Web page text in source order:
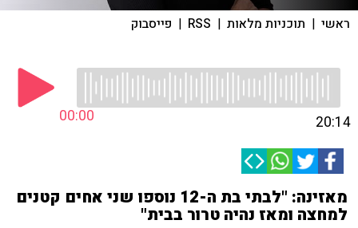
ראשי | תוכניות מלאות |
RSS
| פייסבוק
00:00 20:14
מאזינה: "לבתי בת ה-12 נוספו שני אחים קטנים
למחצה ומאז נהיה טרור בבית"